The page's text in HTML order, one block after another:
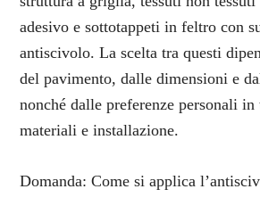
adesivo e sottotappeti in feltro con
antiscivolo. La scelta tra questi
del pavimento, dalle dimensioni e
nonché dalle preferenze personali
materiali e installazione.
Domanda: Come si applica